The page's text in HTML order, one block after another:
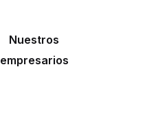
Nuestros
empresarios